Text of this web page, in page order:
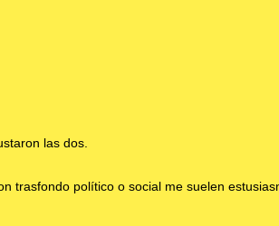
las dos.
trasfondo político o social me suelen